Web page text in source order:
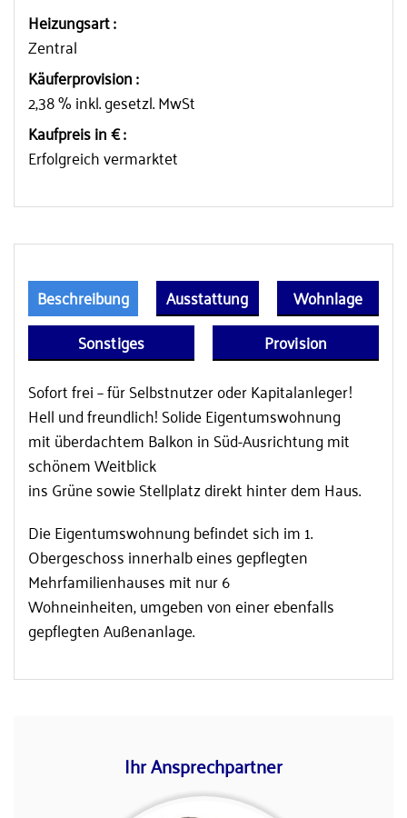
Heizungsart :
Zentral
Käuferprovision :
2,38 % inkl. gesetzl. MwSt
Kaufpreis in € :
Erfolgreich vermarktet
Beschreibung Ausstattung
Wohnlage
Sonstiges
Provision
Sofort frei – für Selbstnutzer oder Kapitalanleger!
Hell und freundlich! Solide Eigentumswohnung
mit überdachtem Balkon in Süd-Ausrichtung mit
schönem Weitblick
ins Grüne sowie Stellplatz direkt hinter dem Haus.
Die Eigentumswohnung befindet sich im 1.
Obergeschoss innerhalb eines gepflegten
Mehrfamilienhauses mit nur 6
Wohneinheiten, umgeben von einer ebenfalls
gepflegten Außenanlage.
Ihr Ansprechpartner